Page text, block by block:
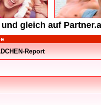
gleich auf
Report